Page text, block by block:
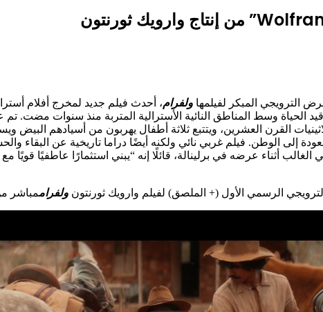
ولفرام، أحدث فيلم جديد لمخرج أفلام
القرن العشرين، ويتتبع ثلاثة أطفال يهربون من أسيادهم
إلى الوطن. فيلم غربي نائي ولكنه أيضًا دراما تاريخية عن البقاء
أثناء عرضه في برلينالة، قائلًا إنه “يبني استثمارًا عاطفيًا قويًا
الرسمي الأول (+ الملصق) لفيلم وارويك ثورنتونولفراممباشر